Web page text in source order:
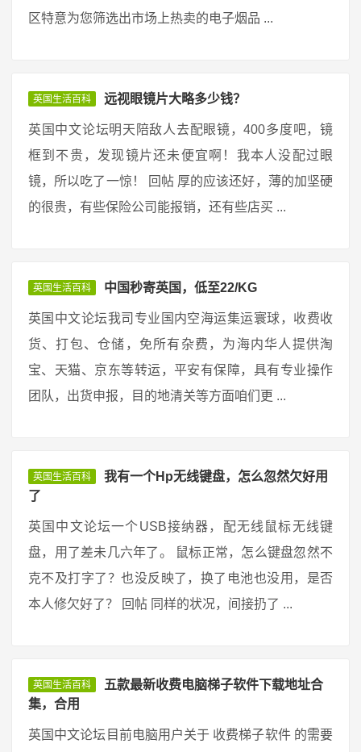
区特意为您筛选出市场上热卖的电子烟品 ...
英国生活百科 远视眼镜片大略多少钱？
英国中文论坛明天陪敌人去配眼镜，400多度吧，镜
框到不贵，发现镜片还未便宜啊！我本人没配过眼
镜，所以吃了一惊！ 回帖 厚的应该还好，薄的加坚硬
的很贵，有些保险公司能报销，还有些店买 ...
英国生活百科 中国秒寄英国，低至22/KG
英国中文论坛我司专业国内空海运集运寰球，收费收
货、打包、仓储，免所有杂费，为海内华人提供淘
宝、天猫、京东等转运，平安有保障，具有专业操作
团队，出货申报，目的地清关等方面咱们更 ...
英国生活百科
我有一个Hp无线键盘，怎么忽然欠好用
了
英国中文论坛一个USB接纳器，配无线鼠标无线键
盘，用了差未几六年了。 鼠标正常，怎么键盘忽然不
克不及打字了？也没反映了，换了电池也没用，是否
本人修欠好了？ 回帖 同样的状况，间接扔了 ...
英国生活百科
五款最新收费电脑梯子软件下载地址合
集，合用
英国中文论坛目前电脑用户关于 收费梯子软件 的需要